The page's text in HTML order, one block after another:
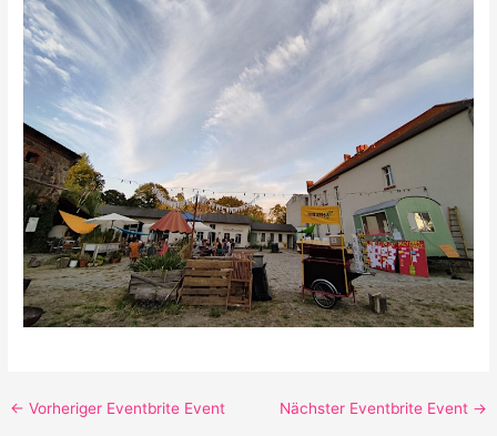
← Vorheriger Eventbrite Event Nächster Eventbrite Event →